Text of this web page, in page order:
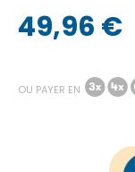
49,96 €
OU PAYER EN